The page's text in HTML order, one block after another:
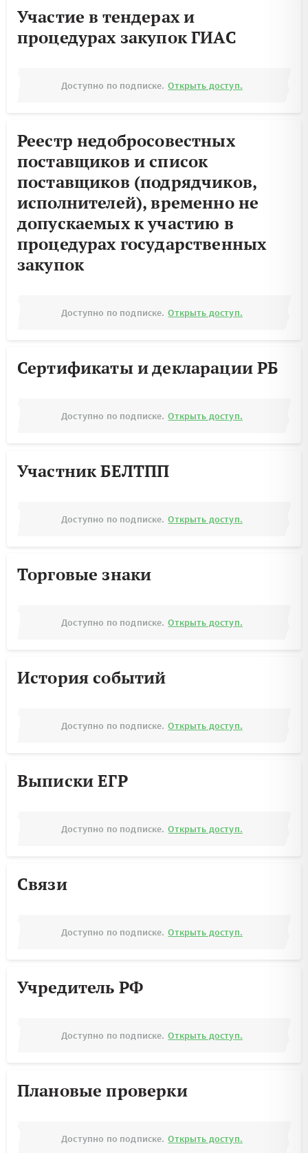
Участие в тендерах и
процедурах закупок ГИАС
Доступно по подписке. Открыть доступ.
Реестр недобросовестных
поставщиков и список
поставщиков (подрядчиков,
исполнителей), временно не
допускаемых к участию в
процедурах государственных
закупок
Доступно по подписке. Открыть доступ.
Сертификаты и декларации РБ
Доступно по подписке. Открыть доступ.
Участник БЕЛТПП
Доступно по подписке. Открыть доступ.
Торговые знаки
Доступно по подписке. Открыть доступ.
История событий
Доступно по подписке. Открыть доступ.
Выписки ЕГР
Доступно по подписке. Открыть доступ.
Связи
Доступно по подписке. Открыть доступ.
Учредитель РФ
Доступно по подписке. Открыть доступ.
Плановые проверки
Доступно по подписке. Открыть доступ.